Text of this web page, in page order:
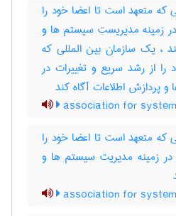
که متعهد است تا اعضا خود را
زمینه مدیریست سیستم ها و
، یک سازمان بین المللی که
از رشد سریع و تغییرات در
پردازش اطلاعات آگاه کند
association for
که متعهد است تا اعضا خود را
در زمینه مدیریت سیستم ها و
association for